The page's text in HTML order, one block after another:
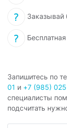
Запишитесь по
01 и +7 (985)
специалисты
подсчитать